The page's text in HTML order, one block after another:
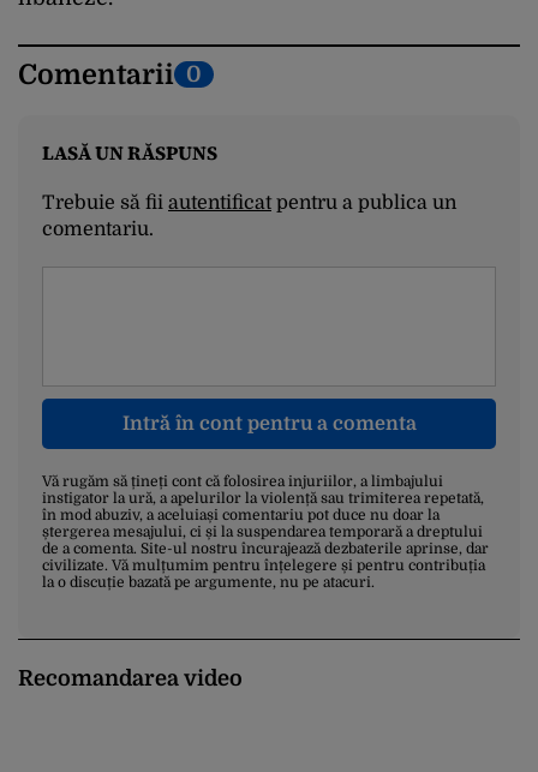
Comentarii 0
LASĂ UN RĂSPUNS
Trebuie să fii autentificatpentru a publica un
comentariu.
Intră în cont pentru a comenta
Vă rugăm să țineți cont că folosirea injuriilor, a limbajului
instigator la ură, a apelurilor la violență sau trimiterea repetată,
în mod abuziv, a aceluiași comentariu pot duce nu doar la
ștergerea mesajului, ci și la suspendarea temporară a dreptului
de a comenta. Site-ul nostru încurajează dezbaterile aprinse, dar
civilizate. Vă mulțumim pentru înțelegere și pentru contribuția
la o discuție bazată pe argumente, nu pe atacuri.
Recomandarea video